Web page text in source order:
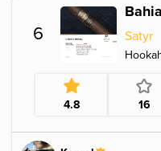
6 Satyr
4.8 16